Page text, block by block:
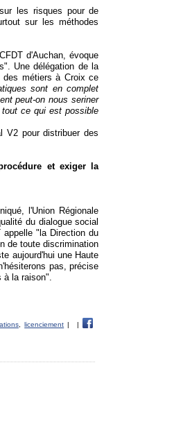
les risques pour de
sur les méthodes
d'Auchan, évoque
Une délégation de la
des métiers à Croix ce
sont en complet
peut-on nous seriner
ce qui est possible
V2 pour distribuer des
et exiger la
l'Union Régionale
du dialogue social
"la Direction du
de toute discrimination
aujourd'hui une Haute
pas, précise
à la raison".
,licenciement | |